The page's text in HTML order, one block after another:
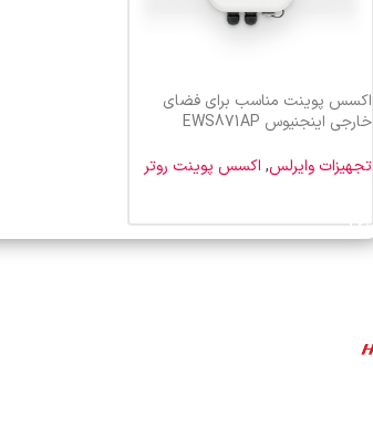
اکسس پوینت مناسب برای فضای
خارجی اینجنیوس EWS871AP
تجهیزات وایرلس, اکسس پوینت روتر